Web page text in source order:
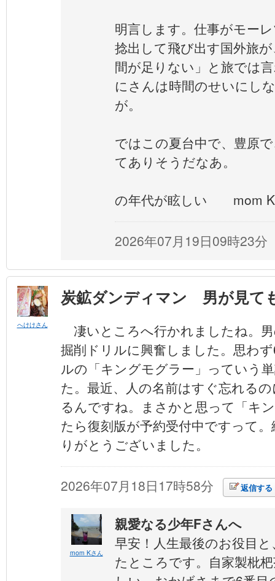
明言します。仕事がモー
捻出して飛び出す国外旅
間が足りない」と旅では
にさんは時間のせいにし
が。
ではこの夏台中で、豊原
てありそうだなあ。
の年代が眩しい mom K
2026年07月19日09時23分
へけけさん
炭鉱ダンディマン 男が見て
凄いところへ行かれましたね。
掘削ドリルに興奮しました。思わ
ルの「キングモグラー」っていう
た。最近、人の名前はすぐ忘れる
るんですね。まさかと思って「キ
たら復刻版が予約受付中ですって
りがとうございました。
2026年07月18日17時58分 返信する
mom Kさん
親愛なる少年Fさんへ
早安！人生最後のお役目
たところです。自家製枇